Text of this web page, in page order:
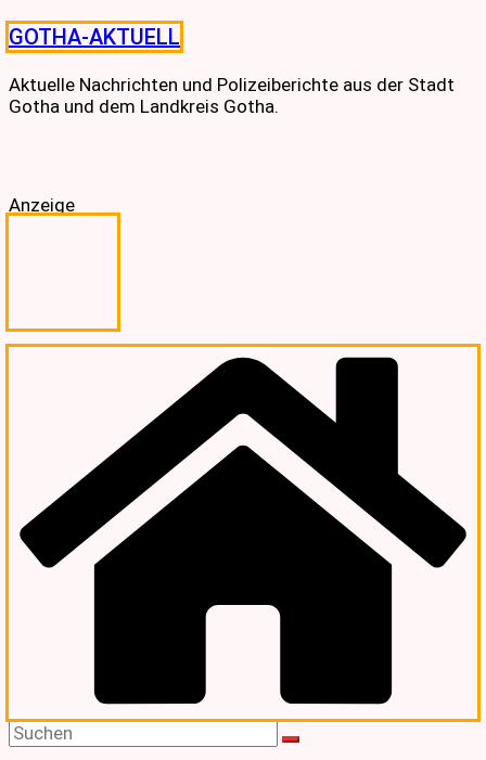
Skip
to
content
GOTHA-AKTUELL
Aktuelle Nachrichten und Polizeiberichte aus der Stadt
Gotha und dem Landkreis Gotha.
Anzeige